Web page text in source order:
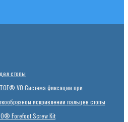
стопы
VO Система фиксации при
искривлении пальцев стопы
Forefoot Screw Kit